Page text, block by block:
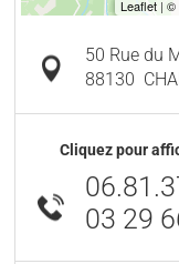
50 Rue du
88130
Cliquez pour
03 29